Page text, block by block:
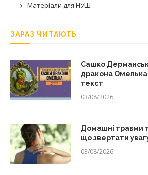
Матеріали для НУШ
ЗАРАЗ ЧИТАЮТЬ
Сашко
дракона
текст
03/08/2026
Домашні травми
що звертати
03/08/2026